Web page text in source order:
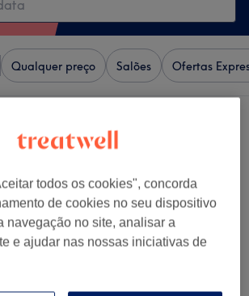
Qualquer preço Salões Ofertas
todos os cookies", concorda
de cookies no seu dispositivo
navegação no site, analisar a
e ajudar nas nossas iniciativas de